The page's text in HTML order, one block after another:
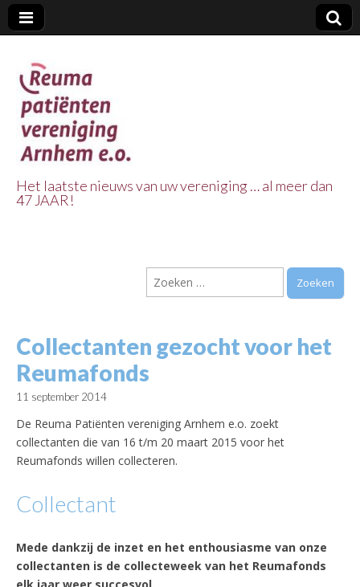
Vereniging
Arnhem e.o.
Het laatste nieuws van uw vereniging … al meer dan
47 JAAR!
Zoeken
naar:
Collectanten gezocht voor het
Reumafonds
11 september 2014
De Reuma Patiënten vereniging Arnhem e.o. zoekt
collectanten die van 16 t/m 20 maart 2015 voor het
Reumafonds willen collecteren.
Collectant
Mede dankzij de inzet en het enthousiasme van onze
collectanten is de collecteweek van het Reumafonds